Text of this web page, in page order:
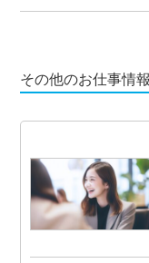
その他のお仕事情報